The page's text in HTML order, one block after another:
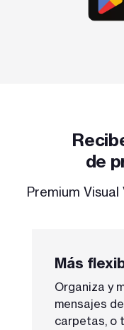
de
Premium
Más
Organiza y
mensajes
carpetas, o